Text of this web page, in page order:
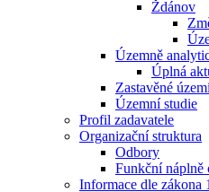
Ždánov
Územně
Úplná
Zastavěné
Územní studie
Profil zadavatele
Organizační struktura
Odbory
Funkční náplně
Informace dle zákona